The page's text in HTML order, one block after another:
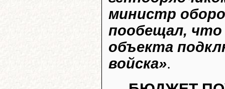
министр
пообещал, что
объекта
войска».